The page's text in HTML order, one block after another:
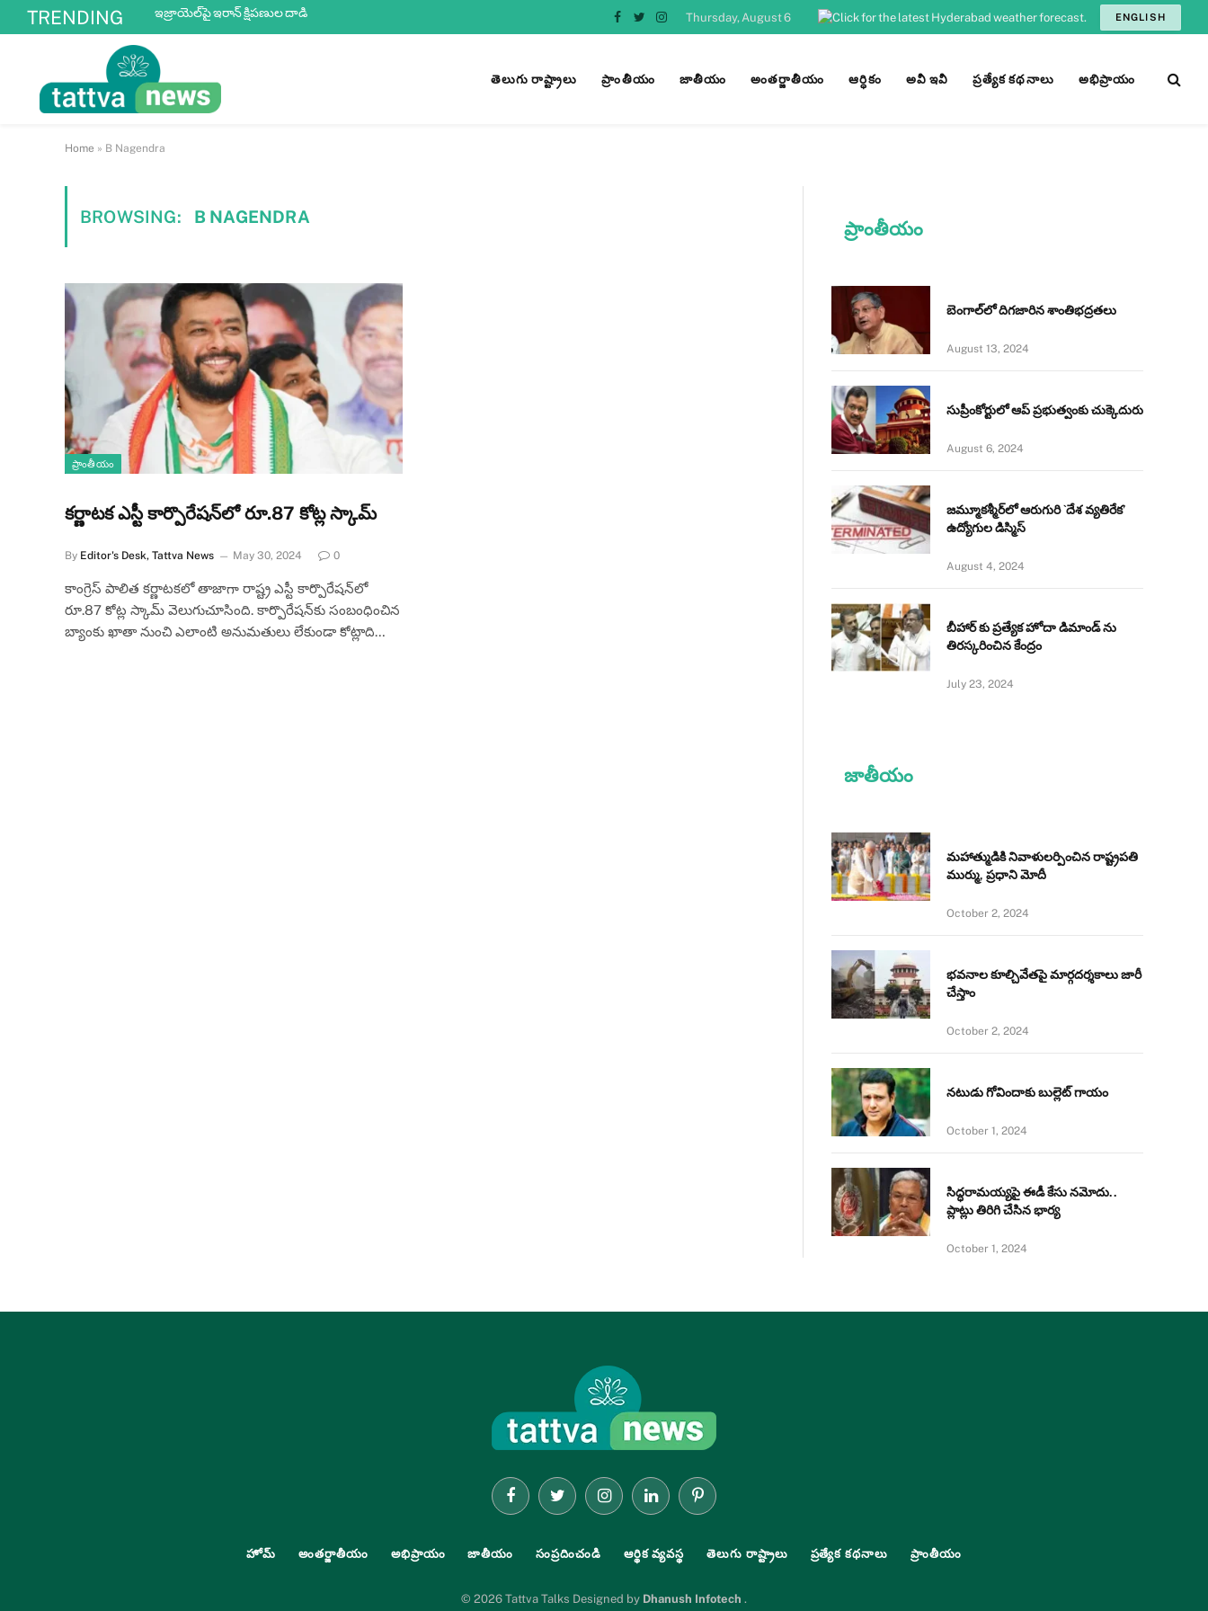
TRENDING
ఇజ్రాయెల్‌పై ఇరాన్ క్షిపణుల దాడి
Facebook
TwitterInstagram
Thursday, August 6 ENGLISH
తెలుగు రాష్ట్రాలు ప్రాంతీయం జాతీయం అంతర్జాతీయం ఆర్ధికం అవీ ఇవీ ప్రత్యేక కథనాలు అభిప్రాయం
Home » B Nagendra
BROWSING: B NAGENDRA
ప్రాంతీయం
కర్ణాటక ఎస్టీ కార్పొరేషన్‌లో రూ.87 కోట్ల స్కామ్‌
By Editor's Desk, Tattva News May 30, 2024 0
కాంగ్రెస్‌ పాలిత కర్ణాటకలో తాజాగా రాష్ట్ర ఎస్టీ కార్పొరేషన్‌లో
రూ.87 కోట్ల స్కామ్‌ వెలుగుచూసింది. కార్పొరేషన్‌కు సంబంధించిన
బ్యాంకు ఖాతా నుంచి ఎలాంటి అనుమతులు లేకుండా కోట్లాది…
ప్రాంతీయం
బెంగాల్‌లో దిగజారిన శాంతిభద్రతలు
August 13, 2024
సుప్రీంకోర్టులో ఆప్ ప్రభుత్వంకు చుక్కెదురు
August 6, 2024
జమ్మూకశ్మీర్‌లో ఆరుగురి `దేశ వ్యతిరేక’
ఉద్యోగుల డిస్మిస్‌
August 4, 2024
బీహార్ కు ప్రత్యేక హోదా డిమాండ్ ను
తిరస్కరించిన కేంద్రం
July 23, 2024
జాతీయం
మహాత్ముడికి నివాళులర్పించిన రాష్ట్రపతి
ముర్ము, ప్రధాని మోదీ
October 2, 2024
భవనాల కూల్చివేతపై మార్గదర్శకాలు జారీ
చేస్తాం
October 2, 2024
నటుడు గోవిందాకు బుల్లెట్ గాయం
October 1, 2024
సిద్ధరామయ్యపై ఈడీ కేసు నమోదు..
ప్లాట్లు తిరిగి చేసిన భార్య
October 1, 2024
FacebookTwitter InstagramLinkedInPinterest
హోమ్ అంతర్జాతీయం అభిప్రాయం జాతీయం సంప్రదించండి ఆర్థిక వ్యవస్థ తెలుగు రాష్ట్రాలు ప్రత్యేక కథనాలు ప్రాంతీయం
© 2026 Tattva Talks Designed by Dhanush Infotech .